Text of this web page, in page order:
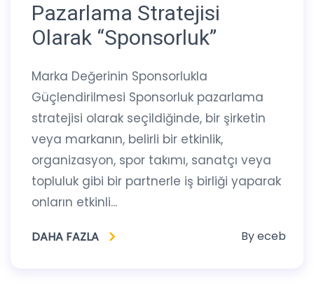
Pazarlama Stratejisi
Olarak “Sponsorluk”
Marka Değerinin Sponsorlukla
Güçlendirilmesi Sponsorluk pazarlama
stratejisi olarak seçildiğinde, bir şirketin
veya markanın, belirli bir etkinlik,
organizasyon, spor takımı, sanatçı veya
topluluk gibi bir partnerle iş birliği yaparak
onların etkinli...
DAHA FAZLA Byeceb